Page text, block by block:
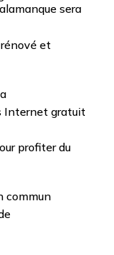
sera
et
Internet gratuit
profiter du
commun